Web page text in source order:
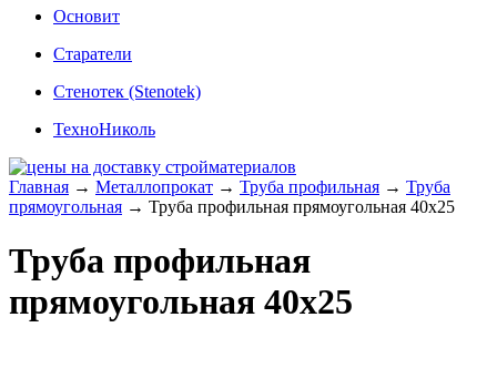
Основит
Старатели
Стенотек (Stenotek)
ТехноНиколь
Главная → Металлопрокат → Труба профильная → Труба
прямоугольная → Труба профильная прямоугольная 40x25
Труба профильная
прямоугольная 40x25